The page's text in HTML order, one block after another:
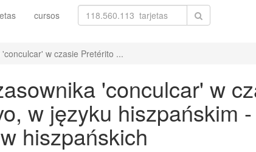
cursos
w czasie Pretérito ...
'conculcar' w
w języku hiszpańskim
hiszpańskich